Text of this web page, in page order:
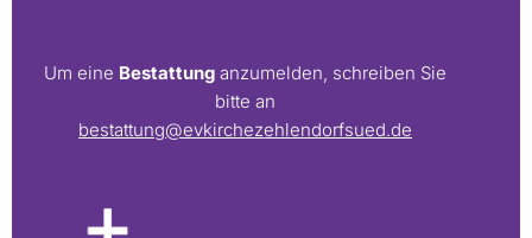
Um eine Bestattung anzumelden, schreiben Sie
bitte an
bestattung@evkirchezehlendorfsued.de